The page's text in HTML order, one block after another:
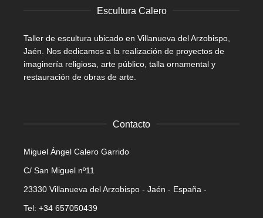
Escultura Calero
Taller de escultura ubicado en Villanueva del Arzobispo,
Jaén. Nos dedicamos a la realización de proyectos de
imaginería religiosa, arte público, talla ornamental y
restauración de obras de arte.
Contacto
Miguel Ángel Calero Garrido
C/ San Miguel nº11
23330 Villanueva del Arzobispo - Jaén - España -
Tel: +34 657050439